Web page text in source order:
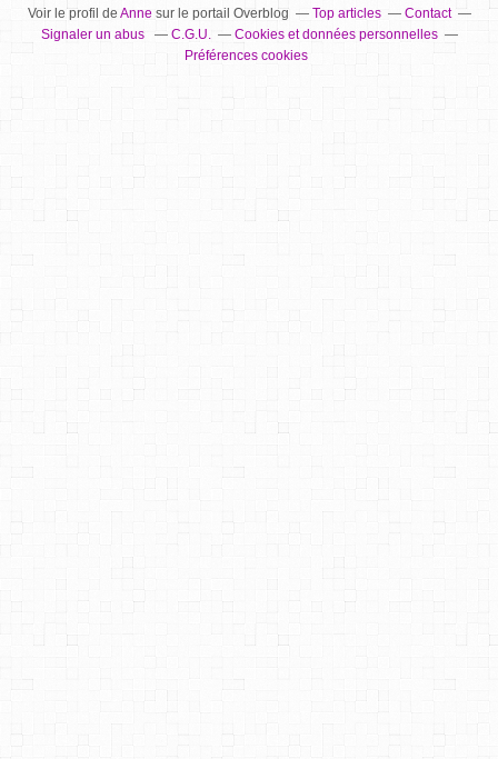
Voir le profil de Annesur le portail Overblog Top articles
Contact
Signaler un abus
C.G.U.
Cookies et données personnelles
Préférences cookies